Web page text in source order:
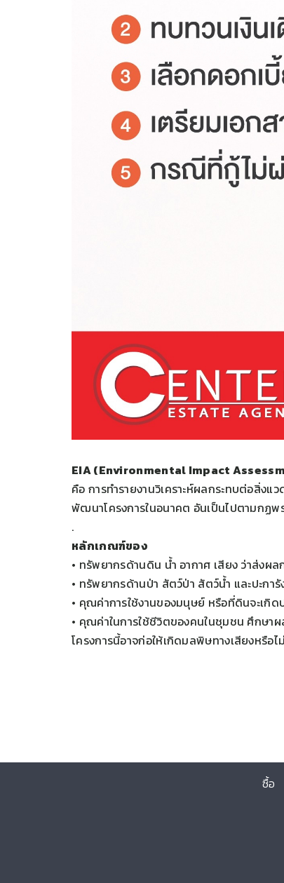
EIA (Environmental Impact
คือ การทำรายงานวิเคราะห์ผลกระทบต่อสิ่ง
พัฒนาโครงการในอนาคต อันเป็นไปตามกฏ
.
หลักเกณฑ์ของ
• ทรัพยากรด้านดิน น้ำ อากาศ เสียง ว่าส่งผ
• ทรัพยากรด้านป่า สัตว์ป่า สัตว์น้ำ และปะกา
• คุณค่าการใช้งานของมนุษย์ หรือที่ดินจะเกิ
• คุณค่าในการใช้ชีวิตของคนในชุมชน ศึกษา
โครงการนี้อาจก่อให้เกิดมลพิษทางเสียงหรื
ซื้อ